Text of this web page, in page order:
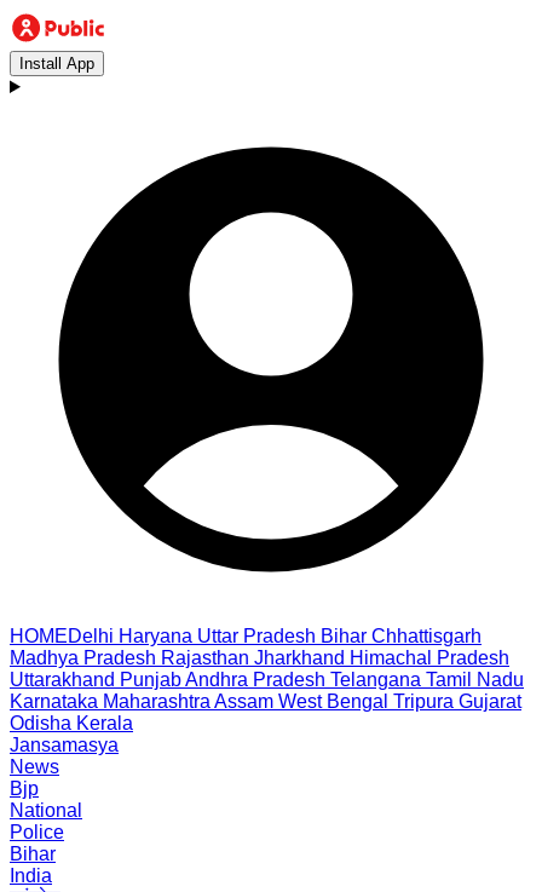
Install App
HOMEDelhi Haryana Uttar Pradesh Bihar Chhattisgarh
Madhya Pradesh Rajasthan Jharkhand Himachal Pradesh
Uttarakhand PunjabAndhra Pradesh Telangana Tamil Nadu
Karnataka Maharashtra Assam West Bengal Tripura Gujarat
Odisha Kerala
Jansamasya
News
Bjp
National
Police
Bihar
India